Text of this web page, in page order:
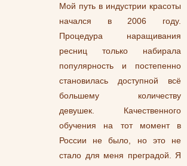
Мой путь в индустрии красоты
начался в 2006 году.
Процедура наращивания
ресниц только набирала
популярность и постепенно
становилась доступной всё
большему количеству
девушек. Качественного
обучения на тот момент в
России не было, но это не
стало для меня преградой. Я